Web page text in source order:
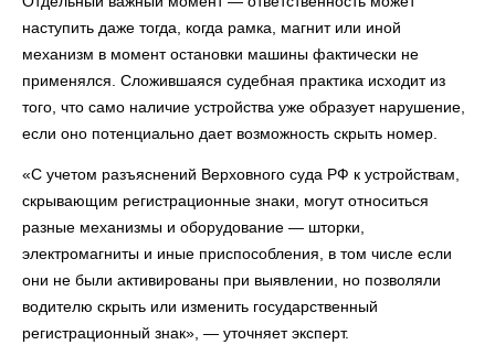
наступить даже тогда, когда рамка, магнит или иной
механизм в момент остановки машины фактически не
применялся. Сложившаяся судебная практика исходит из
того, что само наличие устройства уже образует нарушение,
если оно потенциально дает возможность скрыть номер.
«С учетом разъяснений Верховного суда РФ к устройствам,
скрывающим регистрационные знаки, могут относиться
разные механизмы и оборудование — шторки,
электромагниты и иные приспособления, в том числе если
они не были активированы при выявлении, но позволяли
водителю скрыть или изменить государственный
регистрационный знак», — уточняет эксперт.